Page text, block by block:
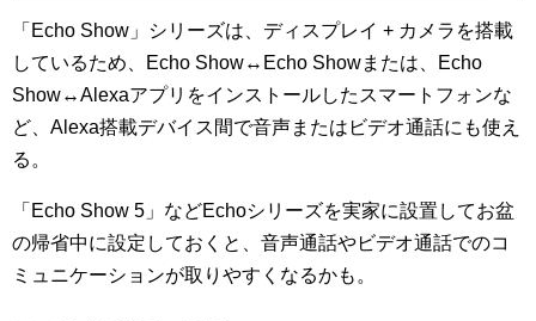
「Echo Show」シリーズは、ディスプレイ + カメラを搭載
しているため、Echo Show↔Echo Showまたは、Echo
Show↔Alexaアプリをインストールしたスマートフォンな
ど、Alexa搭載デバイス間で音声またはビデオ通話にも使え
る。
「Echo Show 5」などEchoシリーズを実家に設置してお盆
の帰省中に設定しておくと、音声通話やビデオ通話でのコ
ミュニケーションが取りやすくなるかも。